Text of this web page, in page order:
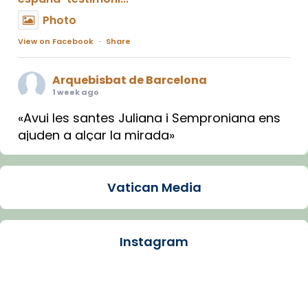
Photo
View on Facebook · Share
Arquebisbat de Barcelona
1 week ago
«Avui les santes Juliana i Semproniana ens
ajuden a alçar la mirada»
Mons. Sergi Gordo, bisbe de Tortosa, ha
Santes de Mataró.
🔗tinyurl.com/cvu5jmbk
Vatican Media
Instagram